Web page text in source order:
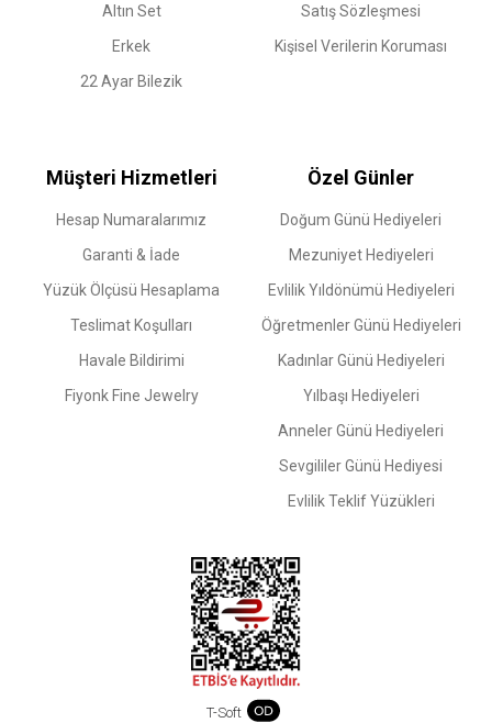
Altın Set
Erkek
22 Ayar Bilezik
Satış Sözleşmesi
Kişisel Verilerin Koruması
Müşteri Hizmetleri
Hesap Numaralarımız
Garanti & İade
Yüzük Ölçüsü Hesaplama
Teslimat Koşulları
Havale Bildirimi
Fiyonk Fine Jewelry
Özel Günler
Doğum Günü Hediyeleri
Mezuniyet Hediyeleri
Evlilik Yıldönümü Hediyeleri
Öğretmenler Günü Hediyeleri
Kadınlar Günü Hediyeleri
Yılbaşı Hediyeleri
Anneler Günü Hediyeleri
Sevgililer Günü Hediyesi
Evlilik Teklif Yüzükleri
T-Soft